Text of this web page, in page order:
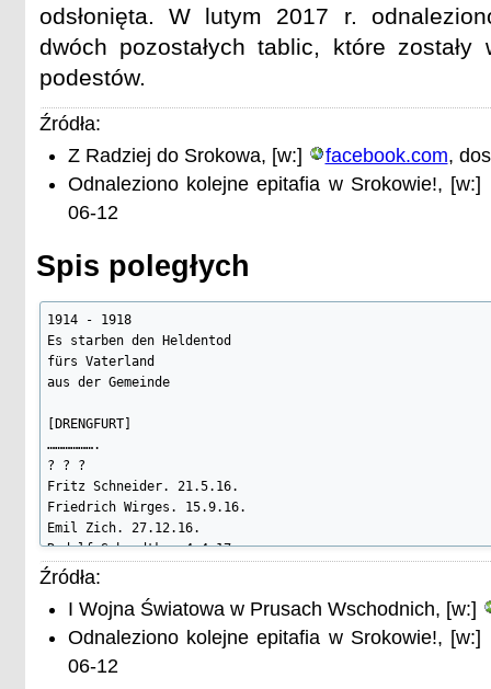
odsłonięta. W lutym 2017 r.
dwóch pozostałych tablic, które zostały
podestów.
Źródła:
Z Radziej do Srokowa, [w:]
facebook.com,
Odnaleziono kolejne epitafia w Srokowie!, [w:]
06-12
Spis poległych
1914 - 1918
Es starben den Heldentod
fürs Vaterland
aus der Gemeinde
[DRENGFURT]
……………….
? ? ?
Fritz Schneider. 21.5.16.
Friedrich Wirges. 15.9.16.
Emil Zich. 27.12.16.
Rudolf Schmadtke. 4.4.17.
Gustav Lange. 30.4.17.
Otto Kuschmann. 29.7.17.
Paul Schmidtke. 1.9.17.
Karl Gellesch. 2.10.17.
August Volkmann. 6.12.17.
Źródła:
I Wojna Światowa w Prusach Wschodnich, [w:]
Odnaleziono kolejne epitafia w Srokowie!, [w:]
06-12